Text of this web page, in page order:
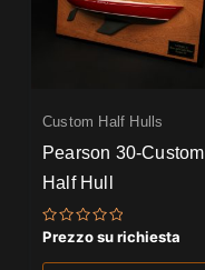
Custom Half Hulls
Pearson 30-Custom
Half Hull
Valutato
su
Prezzo su richiesta